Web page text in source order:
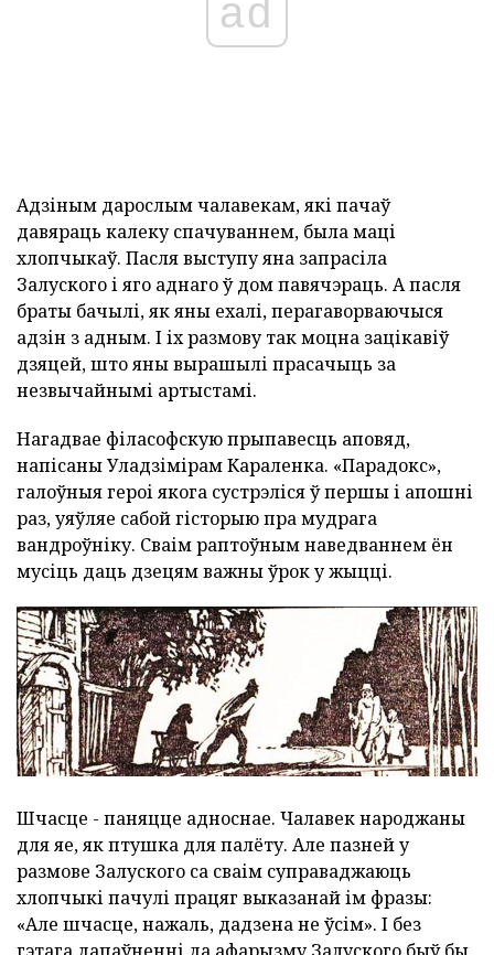
ad
Адзіным дарослым чалавекам, які пачаў
давяраць калеку спачуваннем, была маці
хлопчыкаў. Пасля выступу яна запрасіла
Залуского і яго аднаго ў дом павячэраць. А пасля
браты бачылі, як яны ехалі, перагаворваючыся
адзін з адным. І іх размову так моцна зацікавіў
дзяцей, што яны вырашылі прасачыць за
незвычайнымі артыстамі.
Нагадвае філасофскую прыпавесць аповяд,
напісаны Уладзімірам Караленка. «Парадокс»,
галоўныя героі якога сустрэліся ў першы і апошні
раз, уяўляе сабой гісторыю пра мудрага
вандроўніку. Сваім раптоўным наведваннем ён
мусіць даць дзецям важны ўрок у жыцці.
Шчасце - паняцце адноснае. Чалавек народжаны
для яе, як птушка для палёту. Але пазней у
размове Залуского са сваім суправаджаюць
хлопчыкі пачулі працяг выказанай ім фразы:
«Але шчасце, нажаль, дадзена не ўсім». І без